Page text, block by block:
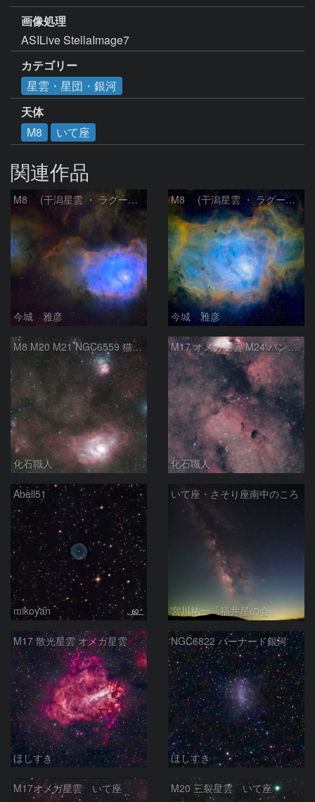
画像処理
ASILive StellaImage7
カテゴリー
星雲・星団・銀河
天体
M8
いて座
関連作品
M8 (干潟星雲 ・ ラグーン（Lagoon）星雲)
今城 雅彦
M8 (干潟星雲 ・ ラグーン（Lagoon）星雲)
今城 雅彦
M8 M20 M21 NGC6559 猫の手星雲 いて座
化石職人
M17 オメガ星雲 M24 バンビの横顔 いて座
化石職人
Abell51
mikoyan
いて座・さそり座南中のころ
宮川祐一「福井星の会」
M17 散光星雲 オメガ星雲
ほしすき
NGC6822 バーナード銀河
ほしすき
M17オメガ星雲 いて座 M20 三裂星雲 いて座